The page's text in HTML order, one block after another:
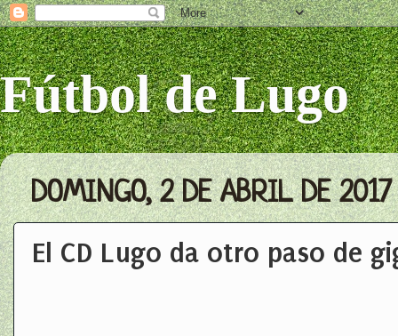
Fútbol de Lugo
DOMINGO, 2 DE ABRIL DE 2017
El CD Lugo da otro paso de